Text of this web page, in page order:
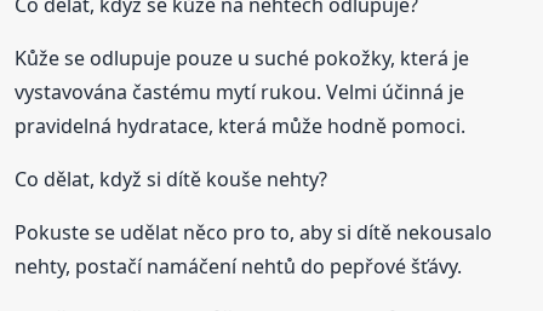
Kůže se odlupuje pouze u suché pokožky, která je
vystavována častému mytí rukou. Velmi účinná je
pravidelná hydratace, která může hodně pomoci.
Co dělat, když si dítě kouše nehty?
Pokuste se udělat něco pro to, aby si dítě nekousalo
nehty, postačí namáčení nehtů do pepřové šťávy.